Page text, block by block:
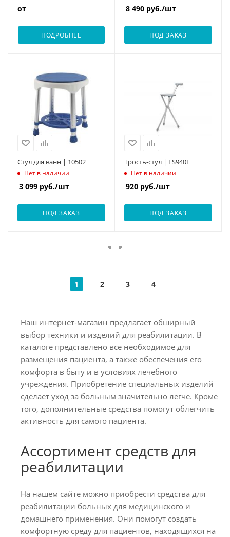
от
ПОДРОБНЕЕ
8 490 руб./шт
ПОД ЗАКАЗ
Стул для ванн | 10502
Нет в наличии
3 099 руб./шт
ПОД ЗАКАЗ
Трость-стул | FS940L
Нет в наличии
920 руб./шт
ПОД ЗАКАЗ
1 2 3 4
Наш интернет-магазин предлагает обширный
выбор техники и изделий для реабилитации. В
каталоге представлено все необходимое для
размещения пациента, а также обеспечения его
комфорта в быту и в условиях лечебного
учреждения. Приобретение специальных изделий
сделает уход за больным значительно легче. Кроме
того, дополнительные средства помогут облегчить
активность для самого пациента.
Ассортимент средств для
реабилитации
На нашем сайте можно приобрести средства для
реабилитации больных для медицинского и
домашнего применения. Они помогут создать
комфортную среду для пациентов, находящихся на